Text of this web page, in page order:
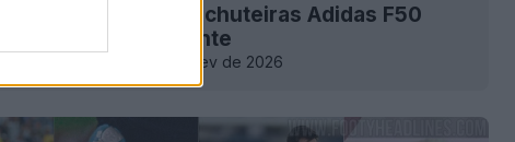
das primeiras chuteiras Adidas F50
- Aurora Radiante
19 de Fev de 2026